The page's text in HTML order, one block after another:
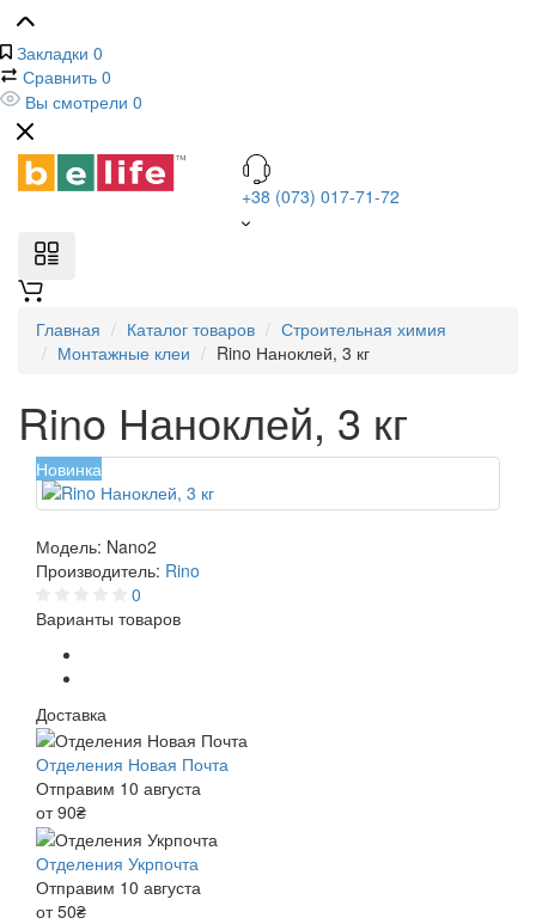
Закладки 0
Сравнить 0
Вы смотрели 0
+38 (073) 017-71-72
Главная Каталог товаров
Строительная химия
Монтажные клеи
Rino Наноклей, 3 кг
Rino Наноклей, 3 кг
Новинка
Модель: Nano2
Производитель: Rino
0
Варианты товаров
Доставка
Отделения Новая Почта
Отправим 10 августа
от 90₴
Отделения Укрпочта
Отправим 10 августа
от 50₴